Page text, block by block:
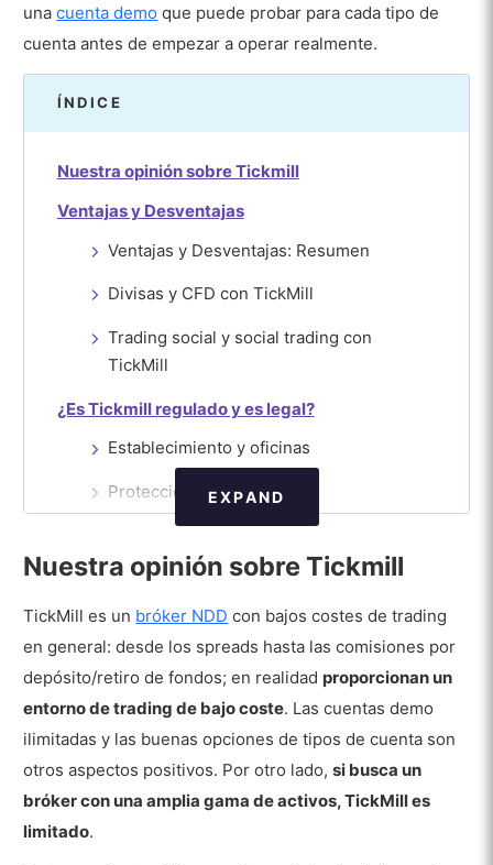
unacuenta demo que puede probar para cada tipo de
cuenta antes de empezar a operar realmente.
ÍNDICE
Nuestra opinión sobre Tickmill
Ventajas y Desventajas
Ventajas y Desventajas: Resumen
Divisas y CFD con TickMill
Trading social y social trading con
TickMill
¿Es Tickmill regulado y es legal?
Establecimiento y oficinas
Protección del dinero
Países donde Tickmill no está disponible
Pros
Contras
Tipos de Cuenta
Cuenta demo
Cuenta Pro
EXPAND
Nuestra opinión sobre Tickmill
TickMill es un bróker NDD con bajos costes de trading
en general: desde los spreads hasta las comisiones por
depósito/retiro de fondos; en realidad proporcionan un
entorno de trading de bajo coste. Las cuentas demo
ilimitadas y las buenas opciones de tipos de cuenta son
otros aspectos positivos. Por otro lado,si busca un
bróker con una amplia gama de activos, TickMill es
limitado.